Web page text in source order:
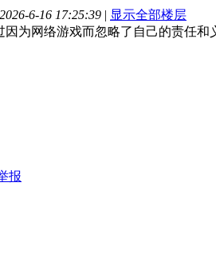
6-16 17:25:39 | 显示全部楼层
因为网络游戏而忽略了自己的责任和
报